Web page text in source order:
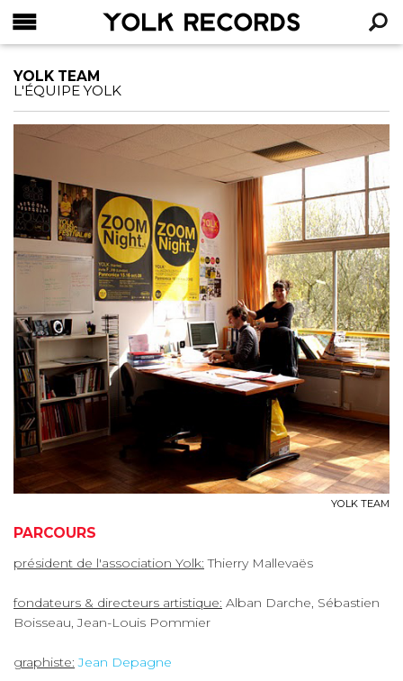
YOLK TEAM
L'ÉQUIPE YOLK
YOLK TEAM
PARCOURS
président de l'association Yolk: Thierry Mallevaës
fondateurs & directeurs artistique: Alban Darche, Sébastien
Boisseau, Jean-Louis Pommier
graphiste: Jean Depagne